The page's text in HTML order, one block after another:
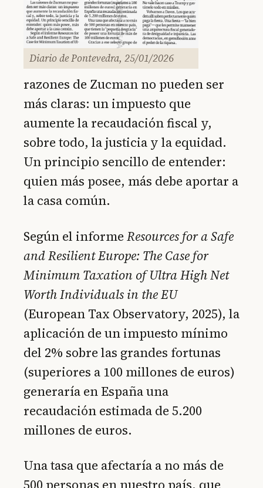
Diario de Pontevedra, 25/01/2026
razones de Zucman no pueden ser
más claras: un impuesto que
aumente la recaudación fiscal y,
sobre todo, la justicia y la equidad.
Un principio sencillo de entender:
quien más posee, más debe aportar a
la casa común.
Según el informe Resources for a Safe
and Resilient Europe: The Case for
Minimum Taxation of Ultra High Net
Worth Individuals in the EU
(European Tax Observatory, 2025), la
aplicación de un impuesto mínimo
del 2% sobre las grandes fortunas
(superiores a 100 millones de euros)
generaría en España una
recaudación estimada de 5.200
millones de euros.
Una tasa que afectaría a no más de